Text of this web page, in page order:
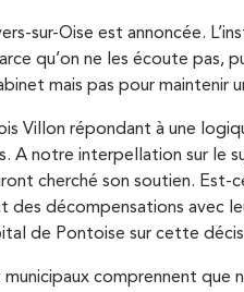
sur-Oise est annoncée.
qu’on ne les écoute pas,
mais pas pour maintenir
Villon répondant à une
notre interpellation sur le
cherché son soutien.
décompensations avec
de Pontoise sur cette
comprennent